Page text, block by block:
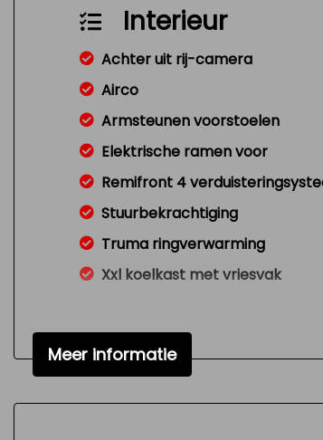
Interieur
Achter uit rij-camera
Airco
Armsteunen voorstoelen
Elektrische ramen voor
Remifront 4
Stuurbekrachtiging
Truma ringverwarming
Xxl koelkast met vriesvak
Meer informatie